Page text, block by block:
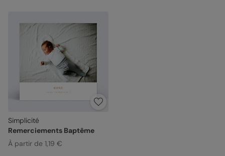
Simplicité
Remerciements Baptême
À partir de 1,19 €